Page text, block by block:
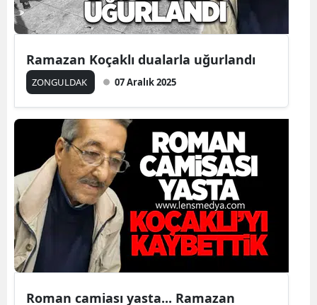
Ramazan Koçaklı dualarla uğurlandı
ZONGULDAK 07 Aralık 2025
Roman camiası yasta... Ramazan